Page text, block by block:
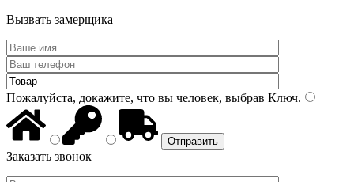
Вызвать замерщика
Пожалуйста, докажите, что вы человек, выбрав Ключ.
Заказать звонок